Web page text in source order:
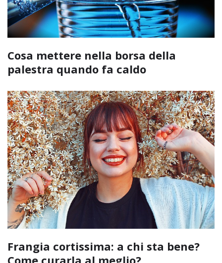
Cosa mettere nella borsa della
palestra quando fa caldo
Frangia cortissima: a chi sta bene?